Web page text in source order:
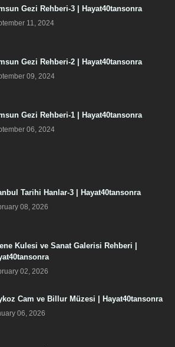
Gezi Rehberi-3 | Hayat40tansonra
11, 2024
Gezi Rehberi-2 | Hayat40tansonra
09, 2024
Gezi Rehberi-1 | Hayat40tansonra
06, 2024
Tarihi Hanlar-3 | Hayat40tansonra
08, 2026
Kulesi ve Sanat Galerisi Rehberi |
02, 2026
Cam ve Billur Müzesi | Hayat40tansonra
06, 2026